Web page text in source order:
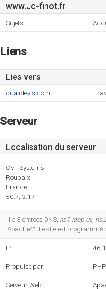
www.Jc-finot.fr
Sujets:
Liens
Lies vers
qualidevis.com
Serveur
Localisation du serveur
Ovh Systems
Roubaix
France
50.7, 3.17
Il a 3 entrées DNS, ns1.idep.us,
Apache/2. Le site est programmé
IP:
Propulsé par:
Serveur Web: